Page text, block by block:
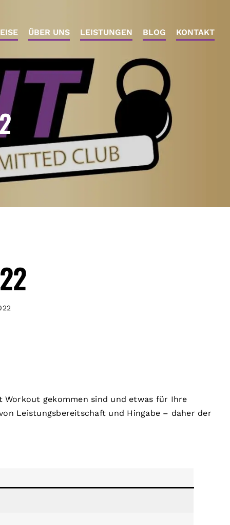
ÜBER UNS LEISTUNGEN BLOG KONTAKT
Workout gekommen sind und etwas für Ihre
Leistungsbereitschaft und Hingabe – daher der